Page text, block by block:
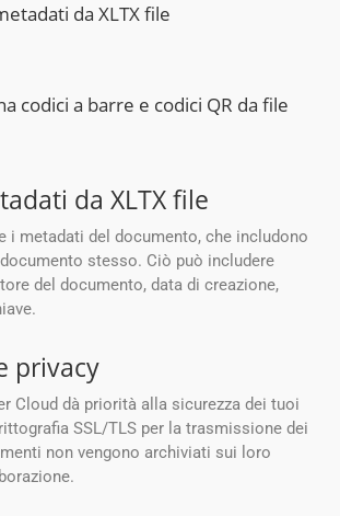
da XLTX file
codici a barre e codici QR da file
da XLTX file
i metadati del documento, che includono
stesso. Ciò può includere
del documento, data di creazione,
privacy
Cloud dà priorità alla sicurezza dei tuoi
SSL/TLS per la trasmissione dei
non vengono archiviati sui loro